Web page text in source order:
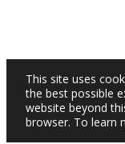
This site uses
the best possible
website beyond
browser. To learn